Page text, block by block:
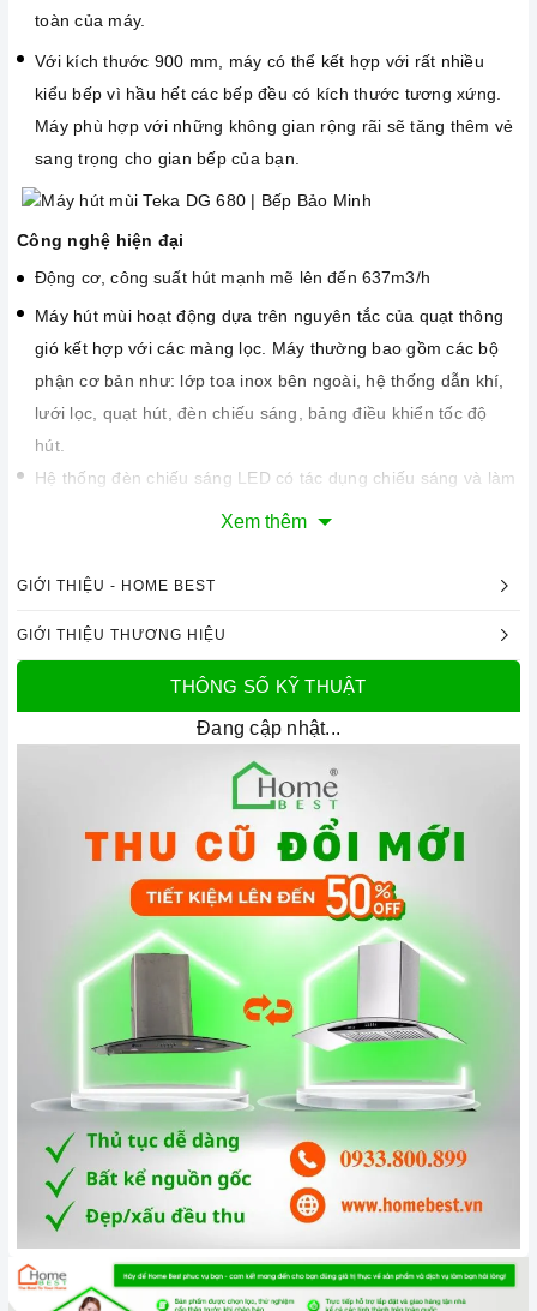
toàn của máy.
Với kích thước 900 mm, máy có thể kết hợp với rất nhiều
kiểu bếp vì hầu hết các bếp đều có kích thước tương xứng.
Máy phù hợp với những không gian rộng rãi sẽ tăng thêm vẻ
sang trọng cho gian bếp của bạn.
Công nghệ hiện đại
Động cơ, công suất hút mạnh mẽ lên đến 637m3/h
Máy hút mùi hoạt động dựa trên nguyên tắc của quạt thông
gió kết hợp với các màng lọc. Máy thường bao gồm các bộ
phận cơ bản như: lớp toa inox bên ngoài, hệ thống dẫn khí,
lưới lọc, quạt hút, đèn chiếu sáng, bảng điều khiển tốc độ
hút.
Hệ thống đèn chiếu sáng LED có tác dụng chiếu sáng và làm
cho công việc nấu ăn thêm thuận lợi.
Máy sử dụng phương pháp hút mùi trực tiếp tức mùi được
năng khử mùi bằng than hoạt tính sẽ giúp cho không khí
trong phòng bếp luôn sạch sẽ. Cách thức này sẽ giúp máy có
hiệu quả tới 100% và mùi sẽ được đẩy hoàn toàn ra ngoài
trời.
Độ ồn tối đa của máy ở mức thấp rất êm không ảnh hưởng
đến sinh hoạt gia đình bạn. Tổng điện năng tiêu thu điện của
máy khiến bạn phải ngạc nhiên vì 6 đến 7 tiếng đồng hồ hoạt
động của máy mới hết có 1 số điện của bạn.
2. Một số lưu ý khi sử dụng sản phẩm
Đối với những chiếc máy hút mùi sử dụng than hoạt tính, bạn
nên thay than từ 6 tháng đến 1 năm một lần để đảm bảo hiệu
quả khử mùi.
Luôn lau chùi máy bằng giẻ mềm, có chất tẩy rửa.
Không sử dụng máy khi nguồn điện chập chờn.
Để tránh gây hại đến động cơ bên trong máy bạn không nên
để nước hoặc vật cứng lọt vào trong máy.
Đặc biệt để tiết kiệm điện và tăng tuổi thọ cho máy hơn hết
bạn nên sử dụng đúng tốc độ của máy, không nên lạm dụng
mỡ như các món luộc bạn chỉ cần để máy ở mức công suất
thấp, với những món chứa nhiều dầu mỡ như: chiên, xào,
Xem thêm
GIỚI THIỆU - HOME BEST
GIỚI THIỆU THƯƠNG HIỆU
THÔNG SỐ KỸ THUẬT
Đang cập nhật...